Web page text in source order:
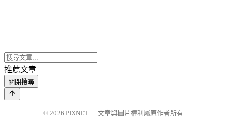
推薦文章
關閉搜尋
© 2026 PIXNET 文章與圖片權利屬原作者所有